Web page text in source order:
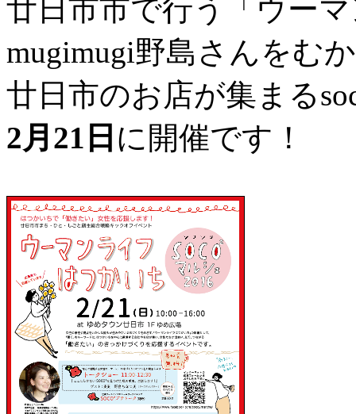
廿日市市で行う「ウー
mugimugi野島さんをむ
廿日市のお店が集まる
2月21日 に開催です！